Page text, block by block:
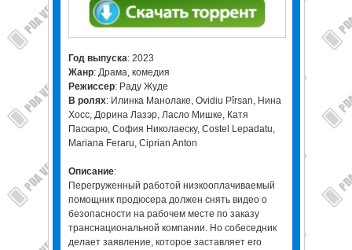
Год выпуска: 2023
Жанр: Драма, комедия
Режиссер: Раду Жуде
В ролях: Илинка Манолаке, Ovidiu Pîrsan, Нина
Хосс, Дорина Лазэр, Ласло Мишке, Катя
Паскарю, София Николаеску, Costel Lepadatu,
Mariana Feraru, Ciprian Anton
Описание:
Перегруженный работой низкооплачиваемый
помощник продюсера должен снять видео о
безопасности на рабочем месте по заказу
транснациональной компании. Но собеседник
делает заявление, которое заставляет его